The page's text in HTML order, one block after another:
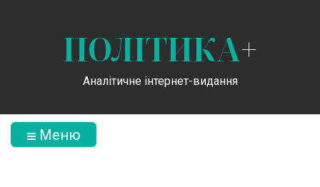
ПОЛІТИКА+
Аналітичне інтернет-видання
Меню